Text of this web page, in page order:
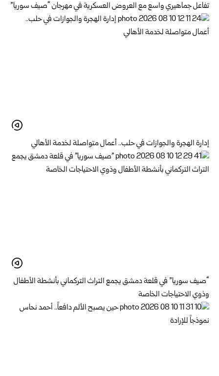
تفاعل جماهيري واسع مع العروض العسكرية في مهرجان “صيف سوريا”
إدارة الهجرة والجوازات في حلب.. أعمال متواصلة لخدمة الأهالي
“صيف سوريا” في قلعة دمشق يجمع التراث التركماني بأنشطة الأطفال
وذوي الاحتياجات الخاصة